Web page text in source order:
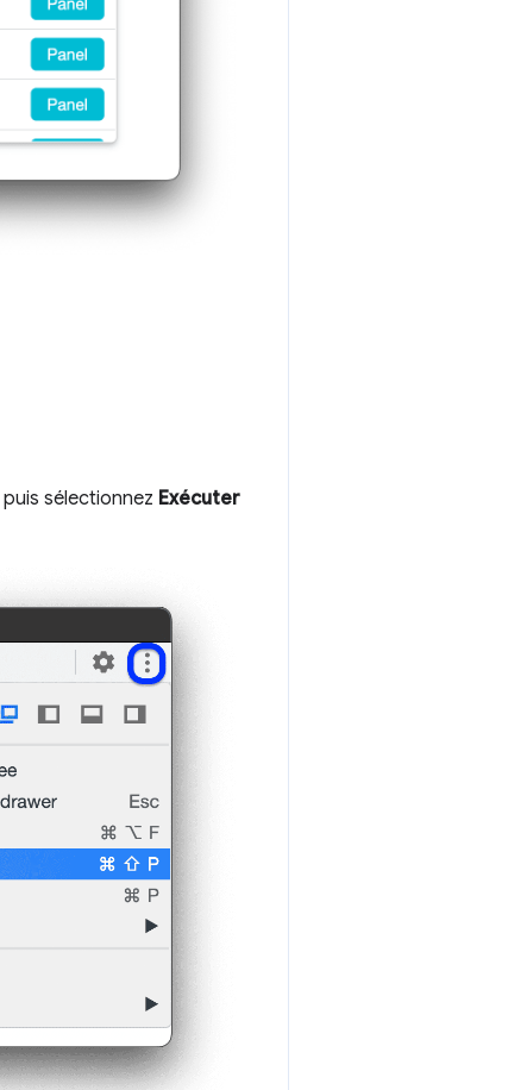
puis sélectionnez Exécuter